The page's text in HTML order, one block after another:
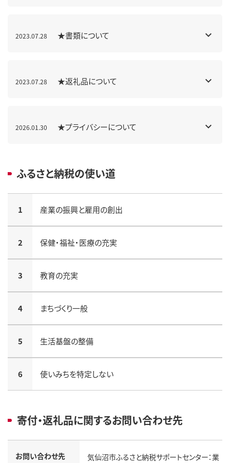
2023.07.28 ★書類について
2023.07.28 ★返礼品について
2026.01.30 ★プライバシーについて
ふるさと納税の使い道
1 産業の振興と雇用の創出
2 保健・福祉・医療の充実
3 教育の充実
4 まちづくり一般
5 生活基盤の整備
6 使いみちを特定しない
寄付・返礼品に関するお問い合わせ先
お問い合わせ先
気仙沼市ふるさと納税サポートセンター：業